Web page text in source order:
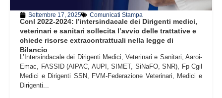
Settembre 17, 2025 Comunicati Stampa
Ccnl 2022-2024: l’intersindacale dei Dirigenti medici,
veterinari e sanitari sollecita l’avvio delle trattative e
chiede risorse extracontrattuali nella legge di
Bilancio
L’Intersindacale dei Dirigenti Medici, Veterinari e Sanitari, Aaroi-
Emac, FASSID (AIPAC, AUPI, SIMET, SiNaFO, SNR), Fp Cgil
Medici e Dirigenti SSN, FVM-Federazione Veterinari, Medici e
Dirigenti...